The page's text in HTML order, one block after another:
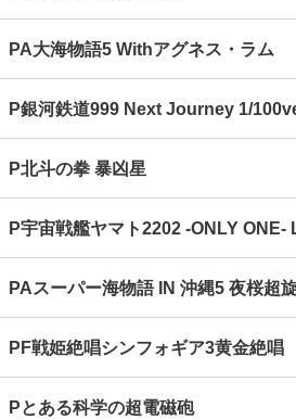
PA大海物語5 Withアグネス・ラム
P銀河鉄道999 Next Journey 1/
P北斗の拳 暴凶星
P宇宙戦艦ヤマト2202 ‐ONLY ONE‐
PAスーパー海物語 IN 沖縄5 夜桜超
PF戦姫絶唱シンフォギア3黄金絶唱
Pとある科学の超電磁砲